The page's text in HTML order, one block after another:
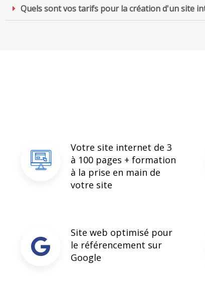
Quels sont vos tarifs pour la création d'un site
Votre site internet de 3
à 100 pages + formation
à la prise en main de
votre site
Site web optimisé pour
le référencement sur
Google